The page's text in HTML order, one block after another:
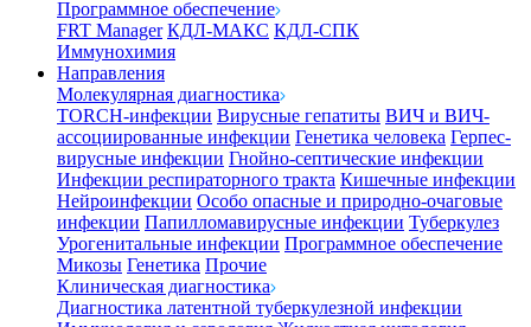
Программное обеспечение
FRT Manager КДЛ-МАКС КДЛ-СПК
Иммунохимия
Направления
Молекулярная диагностика
TORCH-инфекции Вирусные гепатиты ВИЧ и ВИЧ-
ассоциированные инфекции Генетика человека Герпес-
вирусные инфекции Гнойно-септические инфекции
Инфекции респираторного тракта Кишечные инфекции
Нейроинфекции Особо опасные и природно-очаговые
инфекции Папилломавирусные инфекции Туберкулез
Урогенитальные инфекции Программное обеспечение
Микозы Генетика Прочие
Клиническая диагностика
Диагностика латентной туберкулезной инфекции